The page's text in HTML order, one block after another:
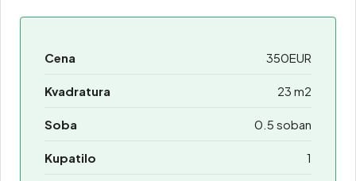
Cena 350EUR
Kvadratura 23 m2
Soba 0.5 soban
Kupatilo 1